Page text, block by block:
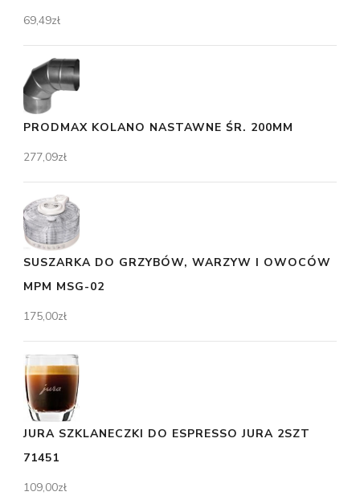
69,49zł
PRODMAX KOLANO NASTAWNE ŚR. 200MM
277,09zł
SUSZARKA DO GRZYBÓW, WARZYW I OWOCÓW
MPM MSG-02
175,00zł
JURA SZKLANECZKI DO ESPRESSO JURA 2SZT
71451
109,00zł